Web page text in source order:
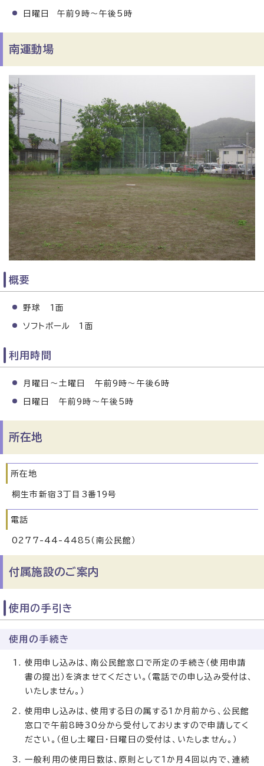
日曜日 午前9時～午後5時
南運動場
概要
野球 1面
ソフトボール 1面
利用時間
月曜日～土曜日 午前9時～午後6時
日曜日 午前9時～午後5時
所在地
所在地
桐生市新宿3丁目3番19号
電話
0277-44-4485（南公民館）
付属施設のご案内
使用の手引き
使用の手続き
使用申し込みは、南公民館窓口で所定の手続き（使用申請
書の提出）を済ませてください。（電話での申し込み受付は、
いたしません。）
使用申し込みは、使用する日の属する1か月前から、公民館
窓口で午前8時30分から受付しておりますので申請してく
ださい。（但し土曜日・日曜日の受付は、いたしません。）
一般利用の使用日数は、原則として1か月4回以内で、連続